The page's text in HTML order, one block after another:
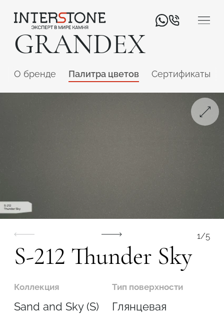
GRANDEX
O бренде Палитра цветов Сертификаты
1/5
S-212 Thunder Sky
Коллекция
Sand and Sky (S)
Тип поверхности
Глянцевая
Дизайнер
Подтвердите, что вы не робот